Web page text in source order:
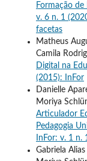
Formação
v. 6 n. 1
facetas
Matheus
Camila
Digital na
(2015): InFor
Danielle
Moriya
Articulador
Pedagogia
InFor: v. 1 n.
Gabriela